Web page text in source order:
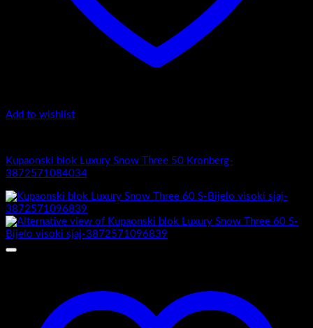
Add to wishlist
Kupaonski blok Luxury Snow Three 50 Kronberg-
3872571084034